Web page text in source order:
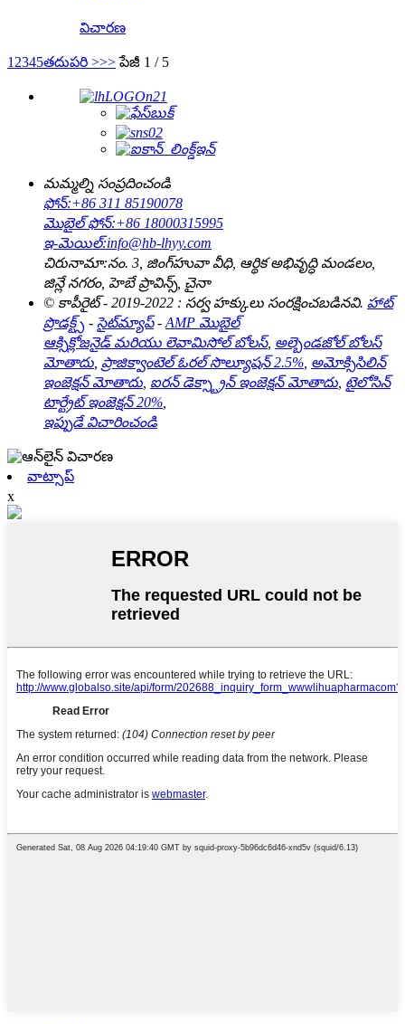
విచారణ
1 2345తదుపరి >>> పేజీ 1 / 5
మమ్మల్ని సంప్రదించండి
ఫోన్:+86 311 85190078
మొబైల్ ఫోన్:+86 18000315995
ఇ-మెయిల్:info@hb-lhyy.com
చిరునామా:నం. 3, జింగ్‌హువా వీధి, ఆర్థిక అభివృద్ధి మండలం,
జిన్లే నగరం, హెబే ప్రావిన్స్, చైనా
© కాపీరైట్ - 2019-2022 : సర్వ హక్కులు సంరక్షించబడినవి. హాట్
ప్రొడక్ట్స్ - సైట్‌మ్యాప్- AMP మొబైల్
ఆక్సిక్లోజనైడ్ మరియు లెవామిసోల్ బోలస్, అల్బెండజోల్ బోలస్
మోతాదు ప్రాజిక్వాంటెల్ ఓరల్ సొల్యూషన్ 2.5% అమోక్సిసిలిన్
ఇంజెక్షన్ మోతాదు ఐరన్ డెక్స్ట్రాన్ ఇంజెక్షన్ మోతాదు టైలోసిన్
టార్ట్రేట్ ఇంజెక్షన్ 20%
ఇప్పుడే విచారించండి
వాట్సాప్
x